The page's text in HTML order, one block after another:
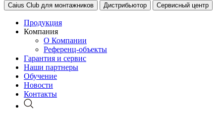
Caius Club для монтажников Дистрибьютор Сервисный центр
Продукция
Компания
О Компании
Референц-объекты
Гарантия и сервис
Наши партнеры
Обучение
Новости
Контакты